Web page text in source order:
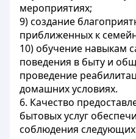
мероприятиях;
9) создание
приближенных к
10) обучение навыкам
поведения в быту и
проведение
домашних условиях.
6. Качество
бытовых услуг
соблюдения следующих